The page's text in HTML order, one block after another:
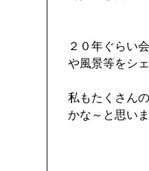
２０年ぐらい
や風景等をシ
私もたくさん
かな～と思い